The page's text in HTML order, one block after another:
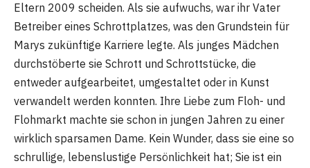
Eltern 2009 scheiden. Als sie aufwuchs, war ihr Vater
Betreiber eines Schrottplatzes, was den Grundstein für
Marys zukünftige Karriere legte. Als junges Mädchen
durchstöberte sie Schrott und Schrottstücke, die
entweder aufgearbeitet, umgestaltet oder in Kunst
verwandelt werden konnten. Ihre Liebe zum Floh- und
Flohmarkt machte sie schon in jungen Jahren zu einer
wirklich sparsamen Dame. Kein Wunder, dass sie eine so
schrullige, lebenslustige Persönlichkeit hat; Sie ist ein